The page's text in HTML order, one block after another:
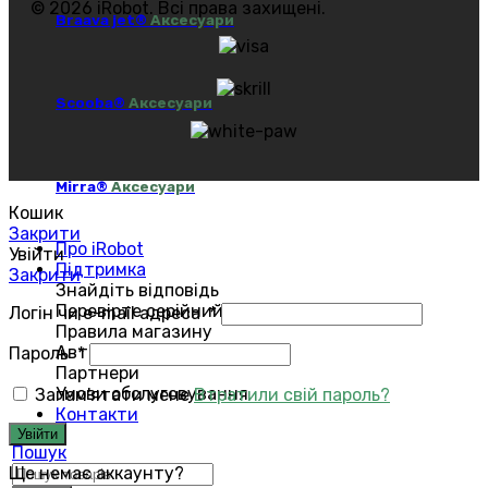
Braava jet® Аксесуари
Scooba® Аксесуари
Mirra®Аксесуари
Про iRobot
Підтримка
Знайдіть відповідь
Перевірте серійний номер
Правила магазину
Авторизований сервіс
Партнери
Умови обслуговування
Контакти
Пошук
© 2026 iRobot. Всі права захищені.
Кошик
Закрити
Увійти
Закрити
Логін чи e-mail адреса*
Пароль*
Запам'ятати мене Втратили свій пароль?
Увійти
Ще немає аккаунту?